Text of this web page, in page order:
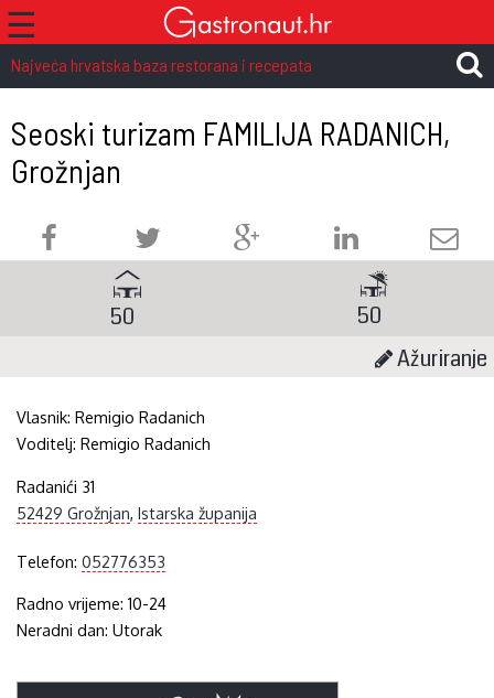
☰
Najveća hrvatska baza restorana i recepata
Seoski turizam FAMILIJA RADANICH,
Grožnjan
50
50
Ažuriranje
Vlasnik:Remigio Radanich
Voditelj:Remigio Radanich
Radanići 31
52429 Grožnjan,Istarska županija
Telefon:052776353
Radno vrijeme: 10-24
Neradni dan: Utorak